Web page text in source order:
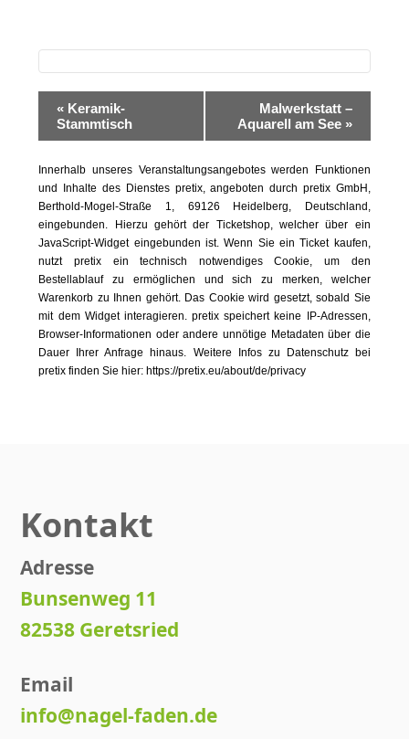
Veranstaltung-
Navigation
« Keramik-
Stammtisch
Malwerkstatt –
Aquarell am See »
Innerhalb unseres Veranstaltungsangebotes werden Funktionen
und Inhalte des Dienstes pretix, angeboten durch pretix GmbH,
Berthold-Mogel-Straße 1, 69126 Heidelberg, Deutschland,
eingebunden. Hierzu gehört der Ticketshop, welcher über ein
JavaScript-Widget eingebunden ist. Wenn Sie ein Ticket kaufen,
nutzt pretix ein technisch notwendiges Cookie, um den
Bestellablauf zu ermöglichen und sich zu merken, welcher
Warenkorb zu Ihnen gehört. Das Cookie wird gesetzt, sobald Sie
mit dem Widget interagieren. pretix speichert keine IP-Adressen,
Browser-Informationen oder andere unnötige Metadaten über die
Dauer Ihrer Anfrage hinaus. Weitere Infos zu Datenschutz bei
pretix finden Sie hier: https://pretix.eu/about/de/privacy
Kontakt
Adresse
Bunsenweg 11
82538 Geretsried
Email
info@nagel-faden.de